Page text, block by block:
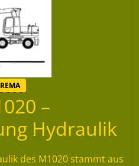
–
Hydraulik
des M1020 stammt aus